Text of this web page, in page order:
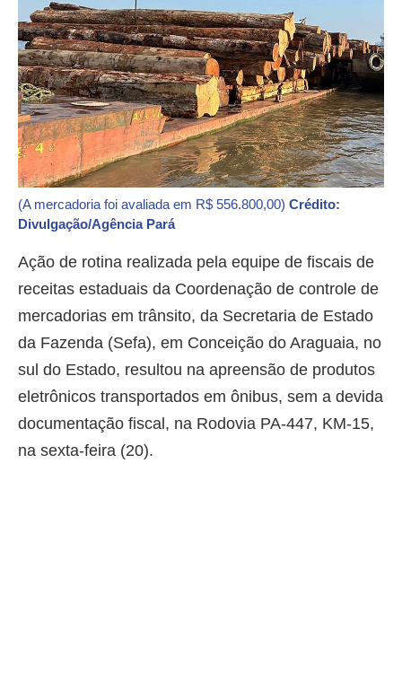
(A mercadoria foi avaliada em R$ 556.800,00) Crédito:
Divulgação/Agência Pará
Ação de rotina realizada pela equipe de fiscais de
receitas estaduais da Coordenação de controle de
mercadorias em trânsito, da Secretaria de Estado
da Fazenda (Sefa), em Conceição do Araguaia, no
sul do Estado, resultou na apreensão de produtos
eletrônicos transportados em ônibus, sem a devida
documentação fiscal, na Rodovia PA-447, KM-15,
na sexta-feira (20).